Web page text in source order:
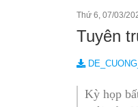
Thứ 6, 07/03/
Tuyên
Kỳ họp